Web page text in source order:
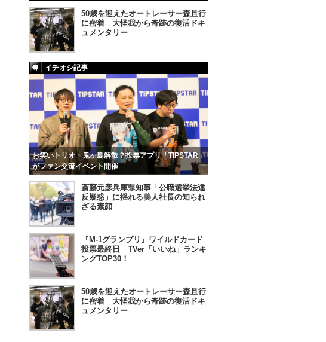
50歳を迎えたオートレーサー森且行
に密着 大怪我から奇跡の復活ドキ
ュメンタリー
イチオシ記事
お笑いトリオ・鬼ヶ島解散？投票アプリ「TIPSTAR」
がファン交流イベント開催
斎藤元彦兵庫県知事「公職選挙法違
反疑惑」に揺れる美人社長の知られ
ざる素顔
『M-1グランプリ』ワイルドカード
投票最終日 TVer「いいね」ランキ
ングTOP30！
50歳を迎えたオートレーサー森且行
に密着 大怪我から奇跡の復活ドキ
ュメンタリー